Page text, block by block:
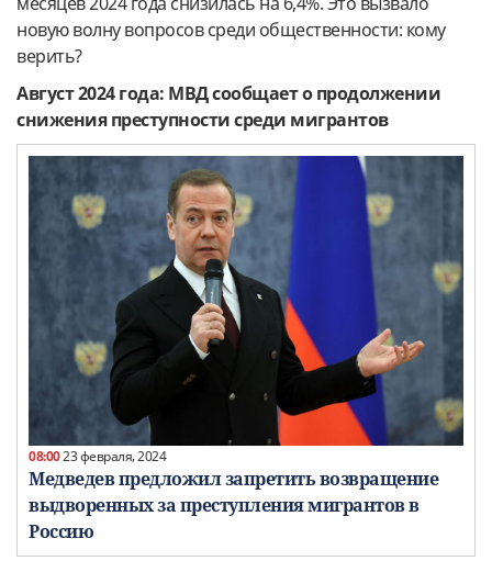
новую волну вопросов среди общественности: кому
верить?
Август 2024 года: МВД сообщает о продолжении
снижения преступности среди мигрантов
08:0023 февраля, 2024
Медведев предложил запретить возвращение
выдворенных за преступления мигрантов в
Россию